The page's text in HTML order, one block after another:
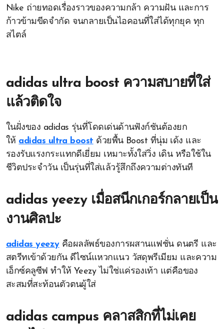
Nike ถ่ายทอดเรื่องราวของความกล้า ความฝัน และการ
ก้าวข้ามขีดจำกัด จนกลายเป็นไอคอนที่ใส่ได้ทุกยุค ทุก
สไตล์
adidas ultra boost ความสบายที่ใส่
แล้วติดใจ
ในฝั่งของ adidas รุ่นที่โดดเด่นด้านฟังก์ชันต้องยก
ให้ adidas ultra boost ด้วยพื้น Boost ที่นุ่ม เด้ง และ
รองรับแรงกระแทกดีเยี่ยม เหมาะทั้งใส่วิ่ง เดิน หรือใช้ใน
ชีวิตประจำวัน เป็นรุ่นที่ใส่แล้วรู้สึกถึงความต่างทันที
adidas yeezy เมื่อสนีกเกอร์กลายเป็น
งานศิลปะ
adidas yeezyคือผลลัพธ์ของการผสานแฟชั่น ดนตรี และ
สตรีทเข้าด้วยกัน ดีไซน์แหวกแนว วัสดุพรีเมียม และความ
เอ็กซ์คลูซีฟ ทำให้ Yeezy ไม่ใช่แค่รองเท้า แต่คือของ
สะสมที่สะท้อนตัวตนผู้ใส่
adidas campus คลาสสิกที่ไม่เคย